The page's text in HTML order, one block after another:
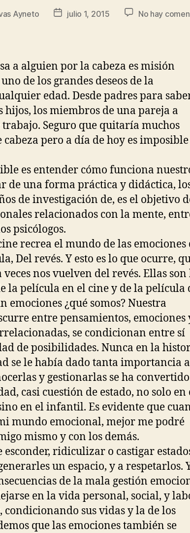
Ayneto julio 1, 2015 No hay
a alguien por la cabeza es misión
de los grandes deseos de la
edad. Desde padres para
hijos, los miembros de una pareja a
Seguro que quitaría muchos
cabeza pero a día de hoy es
es entender cómo funciona
de una forma práctica y didáctica,
de investigación de, es el objetivo
relacionados con la mente,
psicólogos.
recrea el mundo de las emociones
Del revés. Y esto es lo que ocurre,
veces nos vuelven del revés. Ellas son
la película en el cine y de la película
emociones ¿qué somos? Nuestra
entre pensamientos, emociones
se condicionan entre sí
de posibilidades. Nunca en la
se le había dado tanta importancia
y gestionarlas se ha
casi cuestión de estado, no solo en
en el infantil. Es evidente que
mundo emocional, mejor me podré
mismo y con los demás.
esconder, ridiculizar o castigar
un espacio, y a respetarlos.
de la mala gestión
en la vida personal, social, y
condicionando sus vidas y la de los
que las emociones también se